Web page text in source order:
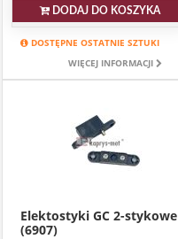
DODAJ DO KOSZYKA
DOSTĘPNE OSTATNIE SZTUKI
WIĘCEJ INFORMACJI
Elektostyki GC 2-stykowe
(6907)